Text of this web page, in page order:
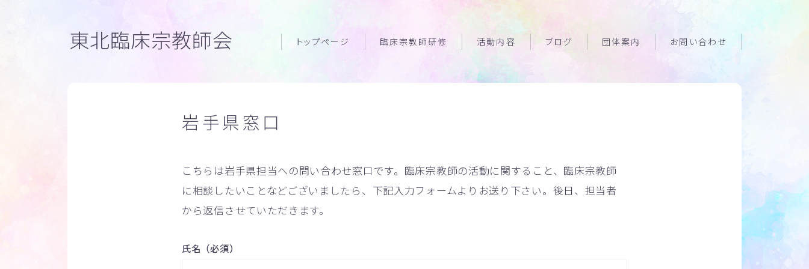
東北臨床宗教師会 トップページ 臨床宗教師研修 活動内容 ブログ 団体案内 お問い合わせ
岩手県窓口
こちらは岩手県担当への問い合わせ窓口です。臨床宗教師の活動に関すること、臨床宗教師
に相談したいことなどございましたら、下記入力フォームよりお送り下さい。後日、担当者
から返信させていただきます。
氏名（必須）